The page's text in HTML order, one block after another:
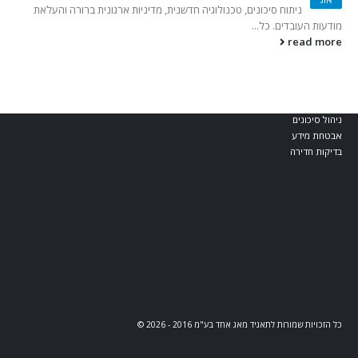
ניתוח סיכונים, טכנולוגיה חדשנית, מדיניות ארגונית ברורה והעלאת
מודעות העובדים. כל...
read more
בלוג וחדשות
קטגוריות מומלצות
ניהול סיכונים
אבטחת מידע
בדיקות חדירה
כל הזכויות שמורות לתאגיד מאג אחד בע"מ 2016 - 2026 ©